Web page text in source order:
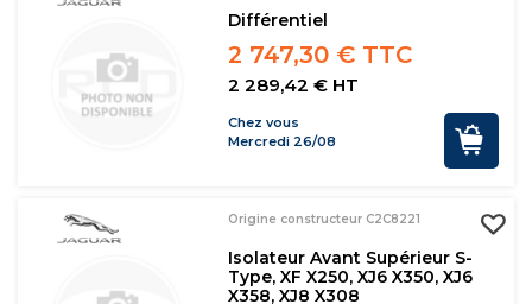
Différentiel
2 747,30 € TTC
2 289,42 € HT
Chez vous
Mercredi 26/08
Origine constructeur C2C8221
Isolateur Avant Supérieur S-
Type, XF X250, XJ6 X350, XJ6
X358, XJ8 X308